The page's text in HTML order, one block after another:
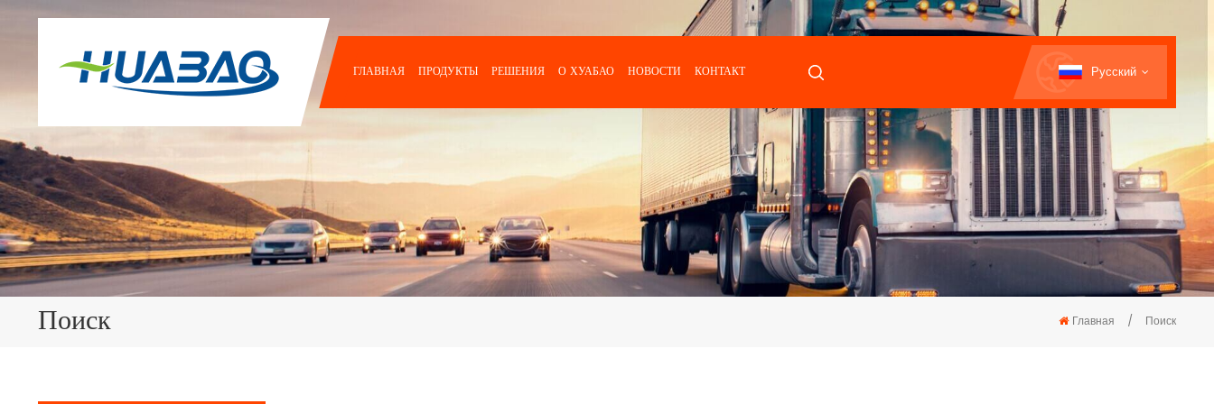
ГЛАВНАЯ ПРОДУКТЫ РЕШЕНИЯ О ХУАБАО НОВОСТИ КОНТАКТ Русский
Поиск Главная / Поиск